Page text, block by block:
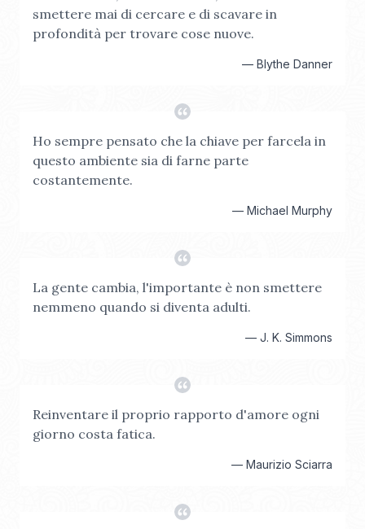
smettere mai di cercare e di scavare in
profondità per trovare cose nuove.
— Blythe Danner
Ho sempre pensato che la chiave per farcela in
questo ambiente sia di farne parte
costantemente.
— Michael Murphy
La gente cambia, l'importante è non smettere
nemmeno quando si diventa adulti.
— J. K. Simmons
Reinventare il proprio rapporto d'amore ogni
giorno costa fatica.
— Maurizio Sciarra